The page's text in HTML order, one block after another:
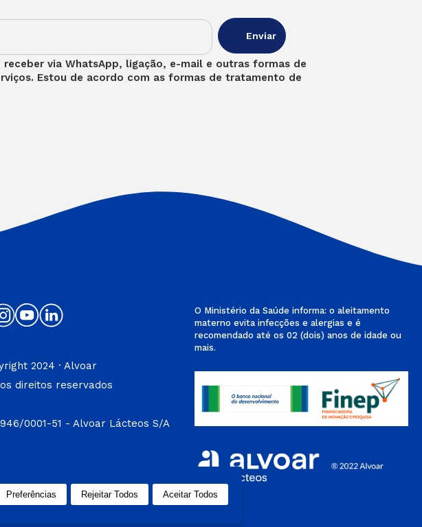
receber via WhatsApp, ligação, e-mail e outras formas de
Estou de acordo com as formas de tratamento de
2024 · Alvoar
direitos reservados
0001-51 - Alvoar Lácteos S/A
O Ministério da Saúde informa: o aleitamento
materno evita infecções e alergias e é
recomendado até os 02 (dois) anos de idade ou
mais.
Preferências Rejeitar Todos Aceitar Todos